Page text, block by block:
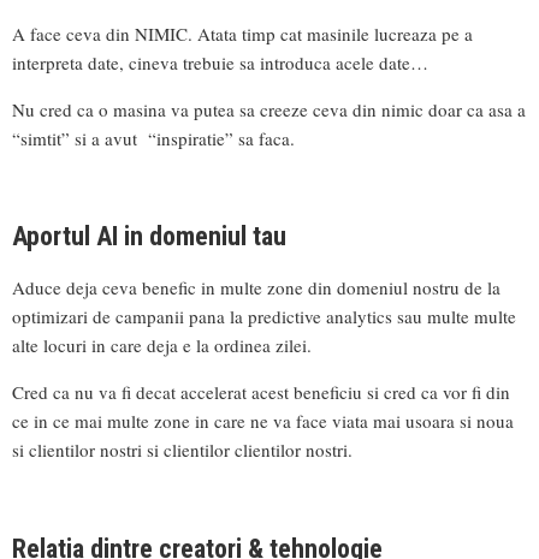
A face ceva din NIMIC. Atata timp cat masinile lucreaza pe a
interpreta date, cineva trebuie sa introduca acele date…
Nu cred ca o masina va putea sa creeze ceva din nimic doar ca asa a
“simtit” si a avut “inspiratie” sa faca.
Aportul AI in domeniul tau
Aduce deja ceva benefic in multe zone din domeniul nostru de la
optimizari de campanii pana la predictive analytics sau multe multe
alte locuri in care deja e la ordinea zilei.
Cred ca nu va fi decat accelerat acest beneficiu si cred ca vor fi din
ce in ce mai multe zone in care ne va face viata mai usoara si noua
si clientilor nostri si clientilor clientilor nostri.
Relatia dintre creatori & tehnologie